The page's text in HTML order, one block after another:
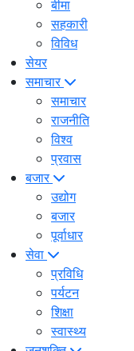
बीमा
सहकारी
विविध
सेयर
समाचार
समाचार
राजनीति
विश्व
प्रवास
बजार
उद्योग
बजार
पूर्वाधार
सेवा
प्रविधि
पर्यटन
शिक्षा
स्वास्थ्य